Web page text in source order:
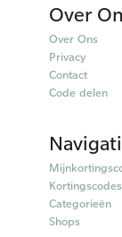
Over
Over Ons
Privacy
Contact
Code delen
Kortingscodes
Categorieën
Shops